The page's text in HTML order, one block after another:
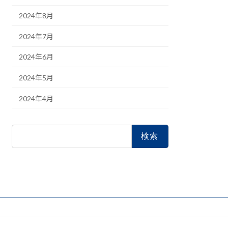
2024年8月
2024年7月
2024年6月
2024年5月
2024年4月